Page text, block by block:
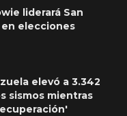
liderará San
elecciones
elevó a 3.342
sismos mientras